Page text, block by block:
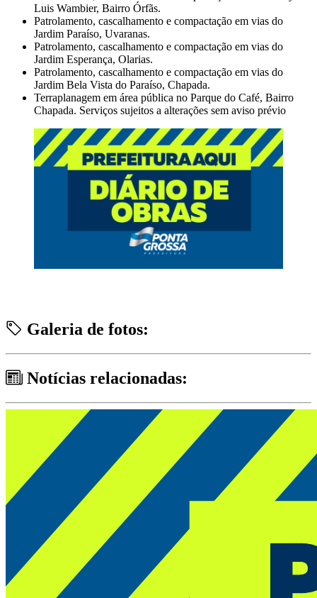
Luis Wambier, Bairro Órfãs.
Patrolamento, cascalhamento e compactação em vias do
Jardim Paraíso, Uvaranas.
Patrolamento, cascalhamento e compactação em vias do
Jardim Esperança, Olarias.
Patrolamento, cascalhamento e compactação em vias do
Jardim Bela Vista do Paraíso, Chapada.
Terraplanagem em área pública no Parque do Café, Bairro
Chapada. Serviços sujeitos a alterações sem aviso prévio
Galeria de fotos:
Notícias relacionadas: